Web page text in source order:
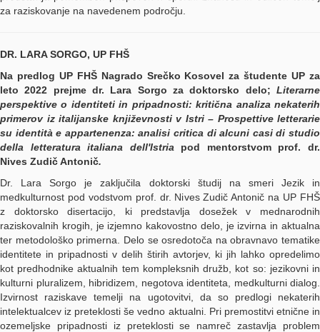
za raziskovanje na navedenem področju.
DR. LARA SORGO, UP FHŠ
Na predlog UP FHŠ Nagrado Srečko Kosovel za študente UP za
leto 2022 prejme dr. Lara Sorgo za doktorsko delo; Literarne
perspektive o identiteti in pripadnosti: kritična analiza nekaterih
primerov iz italijanske književnosti v Istri – Prospettive letterarie
su identità e appartenenza: analisi critica di alcuni casi di studio
della letteratura italiana dell'Istria pod mentorstvom prof. dr.
Nives Zudič Antonič.
Dr. Lara Sorgo je zaključila doktorski študij na smeri Jezik in
medkulturnost pod vodstvom prof. dr. Nives Zudič Antonič na UP FHŠ
z doktorsko disertacijo, ki predstavlja dosežek v mednarodnih
raziskovalnih krogih, je izjemno kakovostno delo, je izvirna in aktualna
ter metodološko primerna. Delo se osredotoča na obravnavo tematike
identitete in pripadnosti v delih štirih avtorjev, ki jih lahko opredelimo
kot predhodnike aktualnih tem kompleksnih družb, kot so: jezikovni in
kulturni pluralizem, hibridizem, negotova identiteta, medkulturni dialog.
Izvirnost raziskave temelji na ugotovitvi, da so predlogi nekaterih
intelektualcev iz preteklosti še vedno aktualni. Pri premostitvi etnične in
ozemeljske pripadnosti iz preteklosti se namreč zastavlja problem